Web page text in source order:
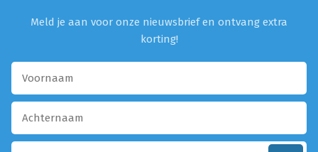
Meld je aan voor onze nieuwsbrief en ontvang extra
korting!